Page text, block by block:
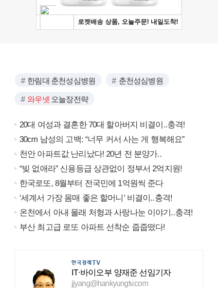
한림대 춘천성심병원 춘천성심병원
와우넷 오늘장전략
20대 여성과 결혼한 70대 할아버지 비결이..충격!
30cm 남성의 고백: “너무 커서 사는 게 행복해요”
천안 아파트값 난리났다! 20년 전 분양가..
“빚 없애라” 신용등급 상관없이 정부서 2억지원!
한국로또, 8월부터 전국민에 1억원씩 준다
‘세계서 가장 몸매 좋은 할머니’ 비결이..충격!
온천에서 아내 몰래 처형과 사랑나눈 이야기..충격!
부산 최고급 로또 아파트 선착순 줍줍떴다!
IT·바이오부 양재준 선임기자
jjyang@hankyungtv.com